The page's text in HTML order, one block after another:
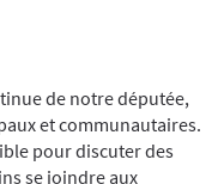
de notre députée,
et communautaires.
pour discuter des
se joindre aux